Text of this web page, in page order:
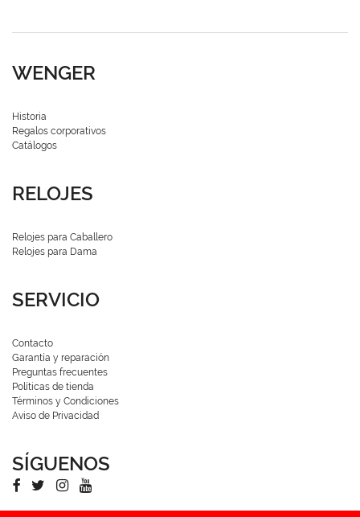
WENGER
Historia
Regalos corporativos
Catálogos
RELOJES
Relojes para Caballero
Relojes para Dama
SERVICIO
Contacto
Garantía y reparación
Preguntas frecuentes
Políticas de tienda
Términos y Condiciones
Aviso de Privacidad
SÍGUENOS